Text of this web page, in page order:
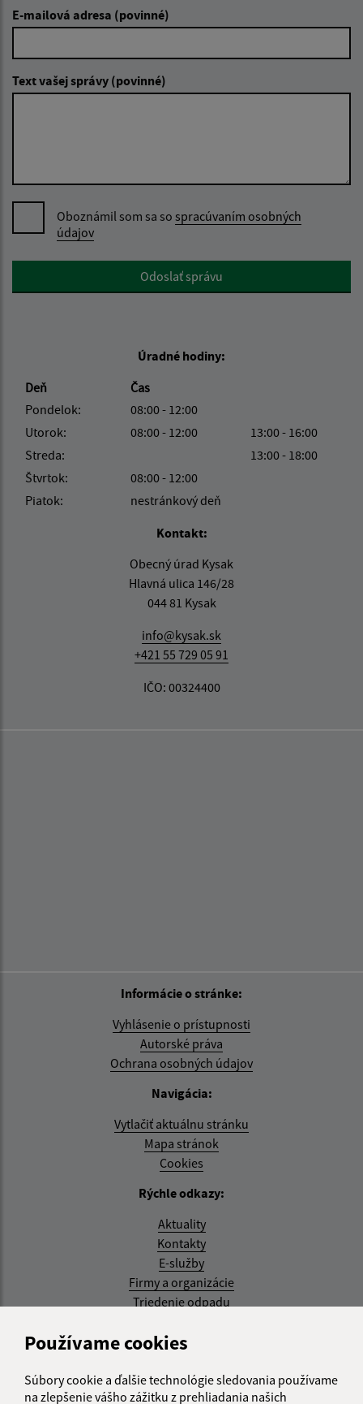
Používame cookies
Súbory cookie a ďalšie technológie sledovania používame
na zlepšenie vášho zážitku z prehliadania našich
E-mailová adresa (povinné)
Text vašej správy (povinné)
Oboznámil som sa so spracúvaním osobných
údajov
Google reCaptcha ResponseOdoslať správu
Úradné hodiny:
Deň
Čas
Pondelok:
08:00 - 12:00
Utorok:
08:00 - 12:00
13:00 - 16:00
Streda:
13:00 - 18:00
Štvrtok:
08:00 - 12:00
Piatok:
nestránkový deň
Kontakt:
Obecný úrad Kysak
Hlavná ulica 146/28
044 81 Kysak
info@kysak.sk
+421 55 729 05 91
IČO: 00324400
Informácie o stránke:
Vyhlásenie o prístupnosti
Autorské práva
Ochrana osobných údajov
Navigácia:
Vytlačiť aktuálnu stránku
Mapa stránok
Cookies
Rýchle odkazy:
Aktuality
Kontakty
E-služby
Firmy a organizácie
Triedenie odpadu
Aktualizované:
RSS